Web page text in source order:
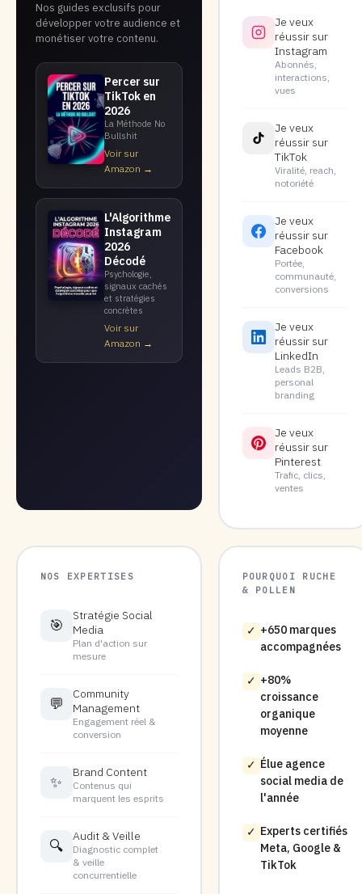
Nos guides exclusifs pour
développer votre audience et
monétiser votre contenu.
Percer sur
TikTok en
2026
La Méthode No
Bullshit
Voir sur
Amazon →
L'Algorithme
Instagram
2026
Décodé
Psychologie,
signaux cachés
et stratégies
concrètes
Voir sur
Amazon →
Je veux
réussir sur
Instagram
Abonnés,
interactions,
vues
Je veux
réussir sur
TikTok
Viralité, reach,
notoriété
Je veux
réussir sur
Facebook
Portée,
communauté,
conversions
Je veux
réussir sur
LinkedIn
Leads B2B,
personal
branding
Je veux
réussir sur
Pinterest
Trafic, clics,
ventes
NOS EXPERTISES
🎯
Stratégie Social
Media
Plan d'action sur
mesure
💬
Community
Management
Engagement réel &
conversion
✨
Brand Content
Contenus qui
marquent les esprits
🔍
Audit & Veille
Diagnostic complet
& veille
concurrentielle
POURQUOI RUCHE
& POLLEN
✓ +650 marques
accompagnées
✓ +80%
croissance
organique
moyenne
✓ Élue agence
social media de
l'année
✓ Experts certifiés
Meta, Google &
TikTok